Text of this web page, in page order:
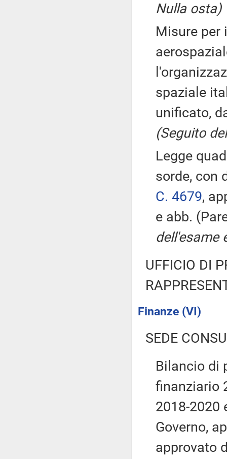
Nulla osta)
Misure per
spaziale
unificato,
(Seguito
Legge
sorde, con
C. 4679,
e abb.
dell'esame
UFFICIO DI
Finanze (VI)
SEDE
Bilancio di
finanziario
2018-2020
Governo,
approvato